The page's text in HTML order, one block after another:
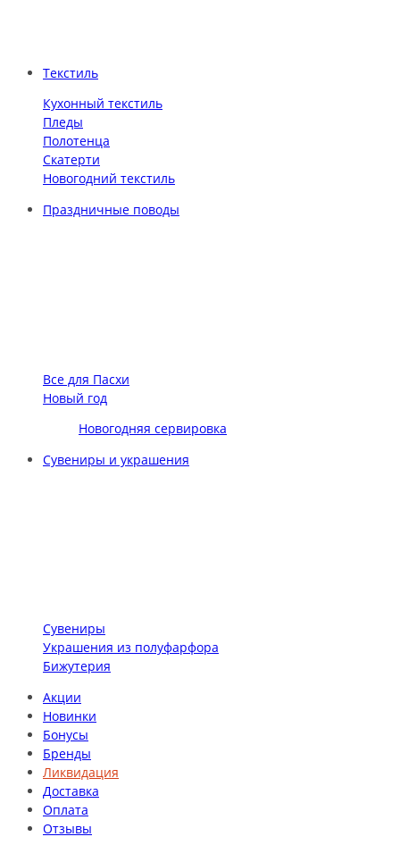
Текстиль
Кухонный текстиль
Пледы
Полотенца
Скатерти
Новогодний текстиль
Праздничные поводы
Все для Пасхи
Новый год
Новогодняя сервировка
Сувениры и украшения
Сувениры
Украшения из полуфарфора
Бижутерия
Акции
Новинки
Бонусы
Бренды
Ликвидация
Доставка
Оплата
Отзывы